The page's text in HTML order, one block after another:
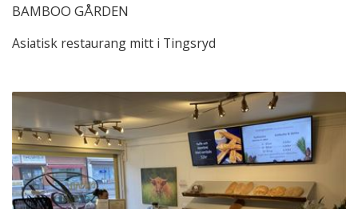
BAMBOO GÅRDEN
Asiatisk restaurang mitt i Tingsryd